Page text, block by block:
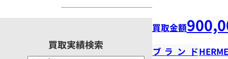
買取実績検索
買取金額
ブランド